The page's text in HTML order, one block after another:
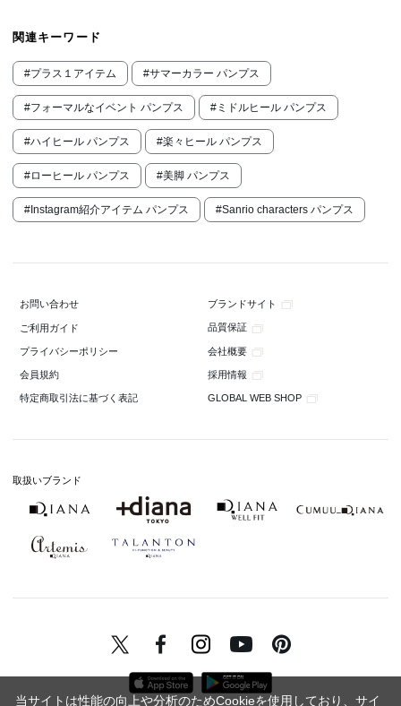
関連キーワード
#プラス１アイテム #サマーカラー パンプス
#フォーマルなイベント パンプス #ミドルヒール パンプス
#ハイヒール パンプス #楽々ヒール パンプス
#ローヒール パンプス #美脚 パンプス
#Instagram紹介アイテム パンプス #Sanrio characters パンプス
お問い合わせ ブランドサイト
ご利用ガイド 品質保証
プライバシーポリシー 会社概要
会員規約 採用情報
特定商取引法に基づく表記 GLOBAL WEB SHOP
取扱いブランド
当サイトは性能の向上や分析のためCookieを使用しており、サイ